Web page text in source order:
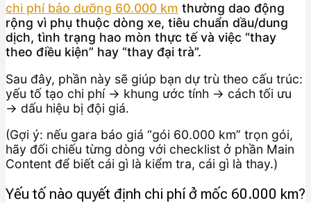
chi phí bảo dưỡng 60.000 km thường dao động
rộng vì phụ thuộc dòng xe, tiêu chuẩn dầu/dung
dịch, tình trạng hao mòn thực tế và việc “thay
theo điều kiện” hay “thay đại trà”.
Sau đây, phần này sẽ giúp bạn dự trù theo cấu trúc:
yếu tố tạo chi phí → khung ước tính → cách tối ưu
→ dấu hiệu bị đội giá.
(Gợi ý: nếu gara báo giá “gói 60.000 km” trọn gói,
hãy đối chiếu từng dòng với checklist ở phần Main
Content để biết cái gì là kiểm tra, cái gì là thay.)
Yếu tố nào quyết định chi phí ở mốc 60.000 km?